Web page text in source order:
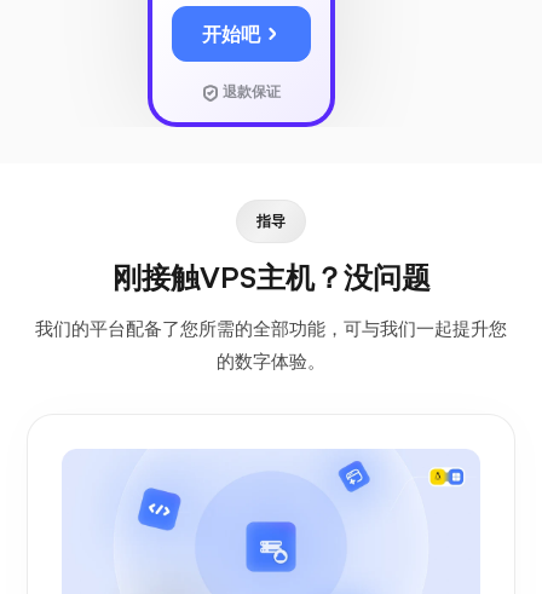
开始吧
退款保证
指导
刚接触VPS主机？没问题
我们的平台配备了您所需的全部功能，可与我们一起提升您
的数字体验。